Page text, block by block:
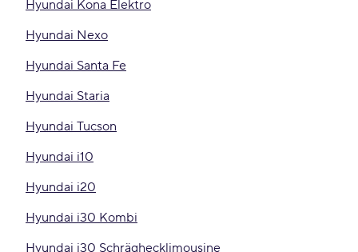
Hyundai Kona Elektro
Hyundai Nexo
Hyundai Santa Fe
Hyundai Staria
Hyundai Tucson
Hyundai i10
Hyundai i20
Hyundai i30 Kombi
Hyundai i30 Schräghecklimousine